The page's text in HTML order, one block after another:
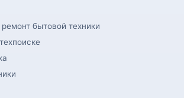
бытовой техники